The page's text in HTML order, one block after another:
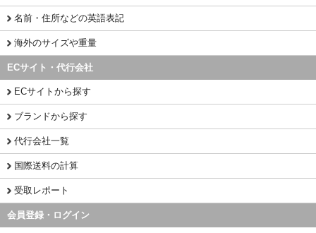
名前・住所などの英語表記
海外のサイズや重量
ECサイト・代行会社
ECサイトから探す
ブランドから探す
代行会社一覧
国際送料の計算
受取レポート
会員登録・ログイン